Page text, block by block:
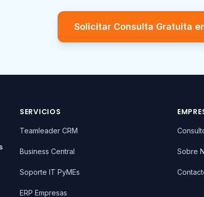
Solicitar Consulta Gratuita
SERVICIOS
Teamleader CRM
Business Central
Soporte IT PyMEs
ERP Empresas
Sobre